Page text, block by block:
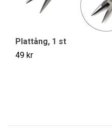
Plattång, 1 st
49 kr